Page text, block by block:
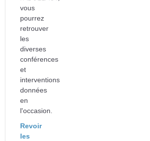
vous
pourrez
retrouver
les
diverses
conférences
et
interventions
données
en
l'occasion.
Revoir
les